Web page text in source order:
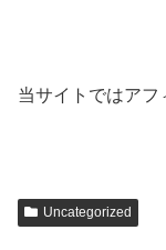
当サイトではアフ
Uncategorized